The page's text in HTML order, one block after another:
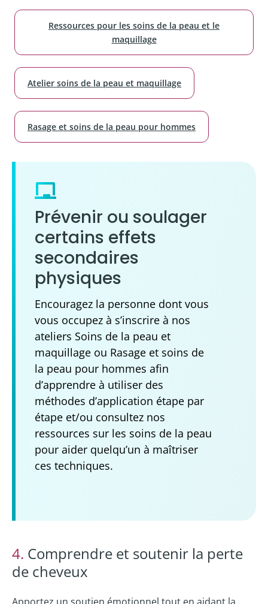
Ressources pour les soins de la peau et le
maquillage
Atelier soins de la peau et maquillage
Rasage et soins de la peau pour hommes
Prévenir ou soulager
certains effets
secondaires
physiques
Encouragez la personne dont vous
vous occupez à s’inscrire à nos
ateliers Soins de la peau et
maquillage ou Rasage et soins de
la peau pour hommes afin
d’apprendre à utiliser des
méthodes d’application étape par
étape et/ou consultez nos
ressources sur les soins de la peau
pour aider quelqu’un à maîtriser
ces techniques.
4. Comprendre et soutenir la perte
de cheveux
Apportez un soutien émotionnel tout en aidant la